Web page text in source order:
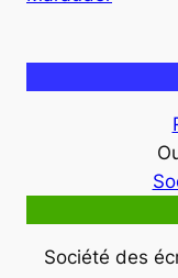
Société des